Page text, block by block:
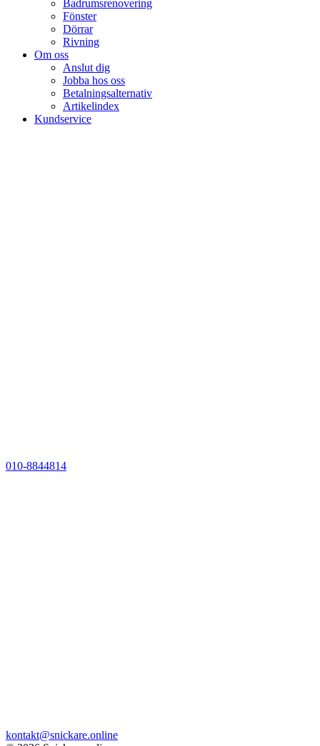
Badrumsrenovering
Fönster
Dörrar
Rivning
Om oss
Anslut dig
Jobba hos oss
Betalningsalternativ
Artikelindex
Kundservice
010-8844814
kontakt@snickare.online